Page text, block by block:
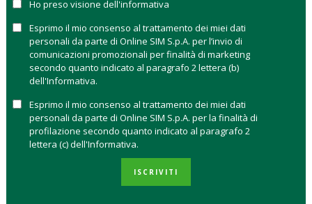
Nel Paese di Modi, il tycoon ha fatto quello che sa fare da
sempre: ha investito nel mattone. Così nell’India occidentale,
sono sorti un paio di edifici neri brillanti impreziositi da una
torre d’oro che spicca sulla città di Pune. Nelle vicinanze di
Mumbai punta verso il cielo un grattacielo Trump di 75 piani
che sarà uno dei più alti della megalopoli. In un sobborgo di
Delhi, invece, due dei partner scelti da Trump per investire in
India hanno grandi progetti. E a Kolkata, è in corso la
Ho preso visione dell'informativa
Esprimo il mio consenso al trattamento dei miei dati
personali da parte di Online SIM S.p.A. per l’invio di
comunicazioni promozionali per finalità di marketing
secondo quanto indicato al paragrafo 2 lettera (b)
dell'Informativa.
Esprimo il mio consenso al trattamento dei miei dati
personali da parte di Online SIM S.p.A. per la finalità di
profilazione secondo quanto indicato al paragrafo 2
lettera (c) dell'Informativa.
ISCRIVITI